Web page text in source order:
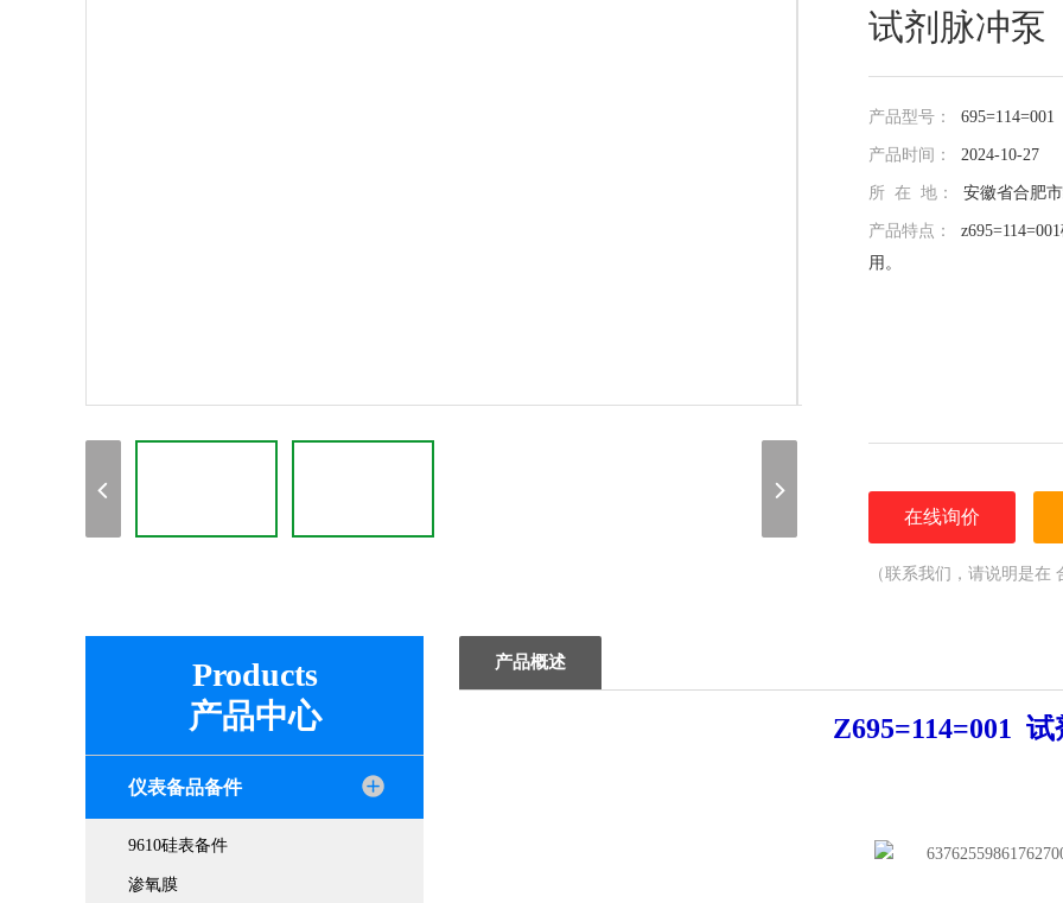
试剂脉冲泵
产品型号： 695=114=001
产品时间： 2024-10-27
所 在 地： 安徽省合肥
产品特点：
用。
在线询价
（联系我们，请说明是在
Products
产品中心
仪表备品备件
9610硅表备件
渗氧膜
产品概述
Z695=114=001 试